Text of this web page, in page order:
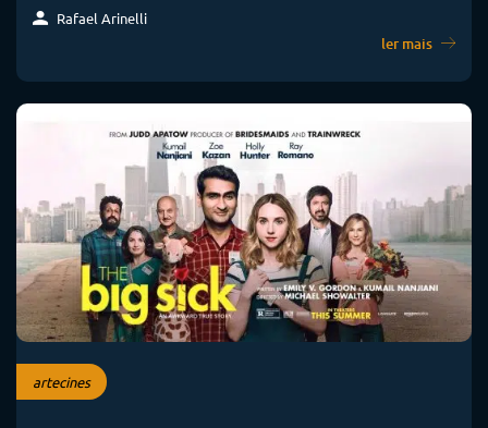
Rafael Arinelli
ler mais
artecines